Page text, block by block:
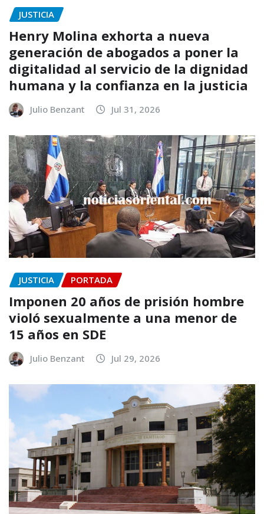
JUSTICIA
Henry Molina exhorta a nueva
generación de abogados a poner la
digitalidad al servicio de la dignidad
humana y la confianza en la justicia
Julio Benzant Jul 31, 2026
JUSTICIA PORTADA
Imponen 20 años de prisión hombre
violó sexualmente a una menor de
15 años en SDE
Julio Benzant Jul 29, 2026